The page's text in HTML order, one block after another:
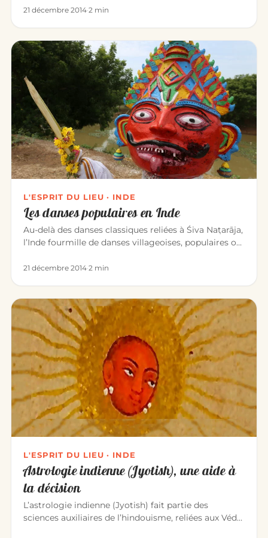
21 décembre 2014·2 min
L'ESPRIT DU LIEU · INDE
Les danses populaires en Inde
Au-delà des danses classiques reliées à Śiva Naṭarāja,
l’Inde fourmille de danses villageoises, populaires ou
21 décembre 2014·2 min
L'ESPRIT DU LIEU · INDE
Astrologie indienne (Jyotish), une aide à
la décision
L’astrologie indienne (Jyotish) fait partie des
sciences auxiliaires de l’hindouisme, reliées aux Véda.